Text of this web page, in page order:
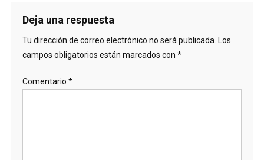
Deja una respuesta
Tu dirección de correo electrónico no será publicada. Los
campos obligatorios están marcados con *
Comentario *